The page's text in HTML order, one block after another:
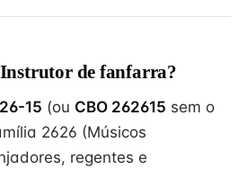
de fanfarra?
15 (ou CBO 262615 sem o
2626 (Músicos
regentes e